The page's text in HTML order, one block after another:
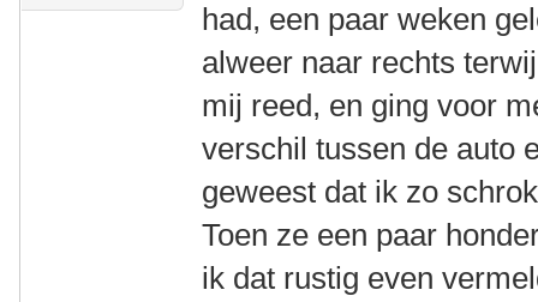
had, een paar weken
alweer naar rechts
mij reed, en ging voor
verschil tussen de auto
geweest dat ik zo
Toen ze een paar
ik dat rustig even